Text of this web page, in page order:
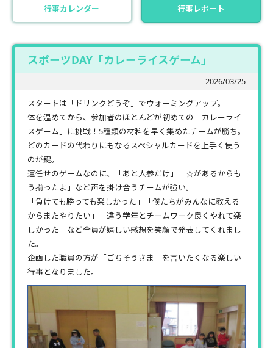
行事カレンダー 行事レポート
スポーツDAY「カレーライスゲーム」
2026/03/25
スタートは「ドリンクどうぞ」でウォーミングアップ。
体を温めてから、参加者のほとんどが初めての「カレーライ
スゲーム」に挑戦！5種類の材料を早く集めたチームが勝ち。
どのカードの代わりにもなるスペシャルカードを上手く使う
のが鍵。
運任せのゲームなのに、「あと人参だけ」「☆があるからも
う揃ったよ」など声を掛け合うチームが強い。
「負けても勝っても楽しかった」「僕たちがみんなに教える
からまたやりたい」「違う学年とチームワーク良くやれて楽
しかった」など全員が嬉しい感想を笑顔で発表してくれまし
た。
企画した職員の方が「ごちそうさま」を言いたくなる楽しい
行事となりました。